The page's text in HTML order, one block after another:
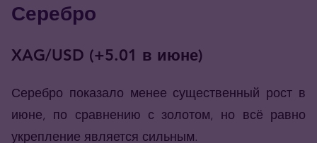
Серебро
XAG/USD (+5.01 в июне)
Серебро показало менее существенный рост в
июне, по сравнению с золотом, но всё равно
укрепление является сильным.